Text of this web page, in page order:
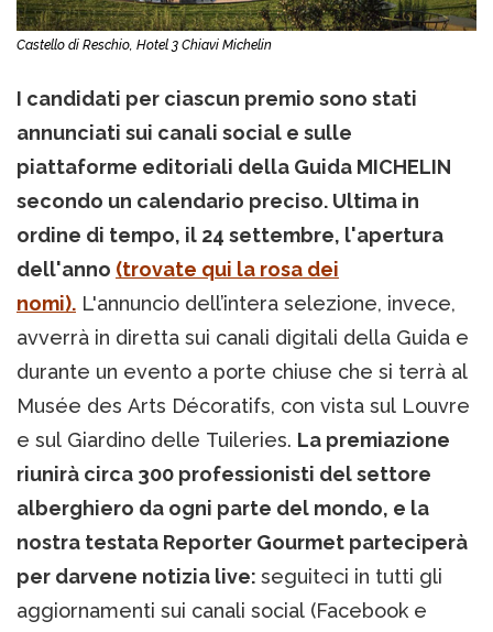
Castello di Reschio, Hotel 3 Chiavi Michelin
I candidati per ciascun premio sono stati
annunciati sui canali social e sulle
piattaforme editoriali della Guida MICHELIN
secondo un calendario preciso. Ultima in
ordine di tempo, il 24 settembre, l'apertura
dell'anno (trovate qui la rosa dei
nomi). L'annuncio dell’intera selezione, invece,
avverrà in diretta sui canali digitali della Guida e
durante un evento a porte chiuse che si terrà al
Musée des Arts Décoratifs, con vista sul Louvre
e sul Giardino delle Tuileries. La premiazione
riunirà circa 300 professionisti del settore
alberghiero da ogni parte del mondo, e la
nostra testata Reporter Gourmet parteciperà
per darvene notizia live: seguiteci in tutti gli
aggiornamenti sui canali social (Facebook e